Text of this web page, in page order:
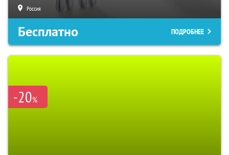
Россия
Бесплатно ПОДРОБНЕЕ
-20%